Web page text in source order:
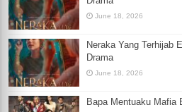
June 18, 2026
Neraka Yang Terhijab
Drama
June 18, 2026
Bapa Mentuaku Mafia